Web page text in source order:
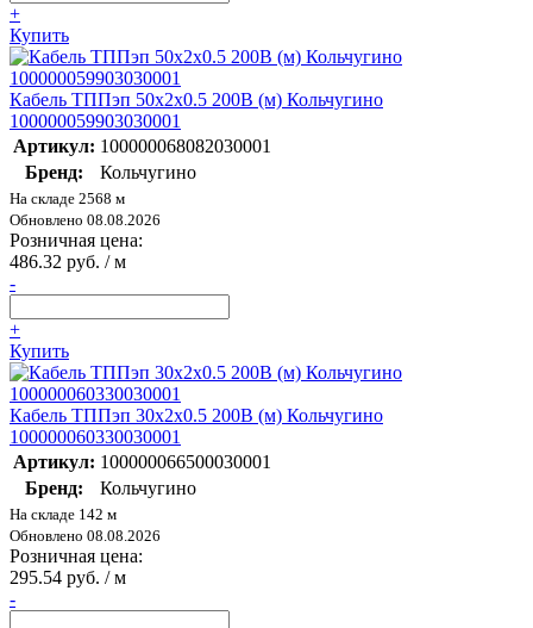
+
Купить
Кабель ТППэп 50х2х0.5 200В (м) Кольчугино
100000059903030001
Артикул: 100000068082030001
Бренд:
Кольчугино
На складе 2568 м
Обновлено 08.08.2026
Розничная цена:
486.32 руб. / м
-
+
Купить
Кабель ТППэп 30х2х0.5 200В (м) Кольчугино
100000060330030001
Артикул: 100000066500030001
Бренд:
Кольчугино
На складе 142 м
Обновлено 08.08.2026
Розничная цена:
295.54 руб. / м
-